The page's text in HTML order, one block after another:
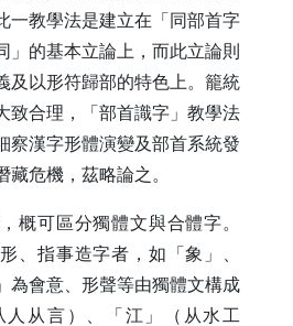
一教學法是建立在「同部首字
」的基本立論上，而此立論則
及以形符歸部的特色上。籠統
致合理，「部首識字」教學法
察漢字形體演變及部首系統發
藏危機，茲略論之。
概可區分獨體文與合體字。
、指事造字者，如「象」、
為會意、形聲等由獨體文構成
人从言）、「江」（从水工